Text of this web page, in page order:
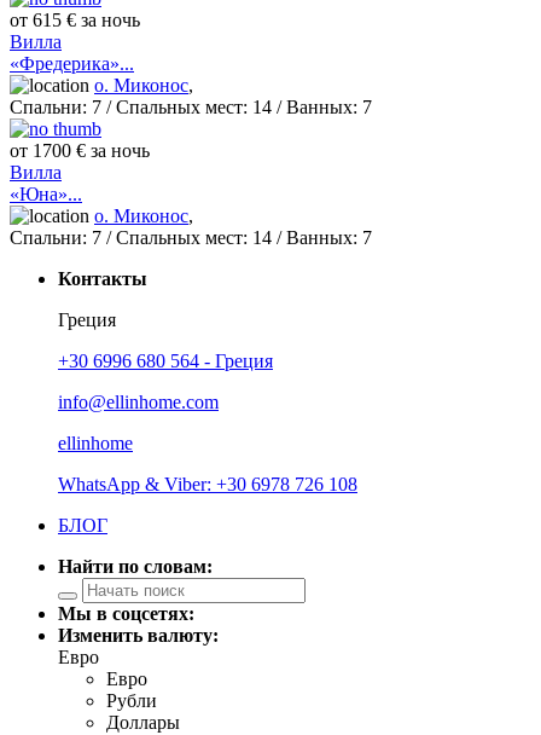
от 615 € за ночь
Вилла
«Фредерика»...
о. Миконос,
Спальни: 7 / Спальных мест: 14 /Ванных: 7
от 1700 € за ночь
Вилла
«Юна»...
о. Миконос,
Спальни: 7 / Спальных мест: 14 /Ванных: 7
Контакты
Греция
+30 6996 680 564 - Греция
info@ellinhome.com
ellinhome
WhatsApp & Viber: +30 6978 726 108
БЛОГ
Найти по словам:
Мы в соцсетях:
Изменить валюту:
Евро
Евро
Рубли
Доллары